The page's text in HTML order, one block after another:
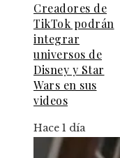
Creadores de
TikTok podrán
integrar
universos de
Disney y Star
Wars en sus
videos
Hace 1 día